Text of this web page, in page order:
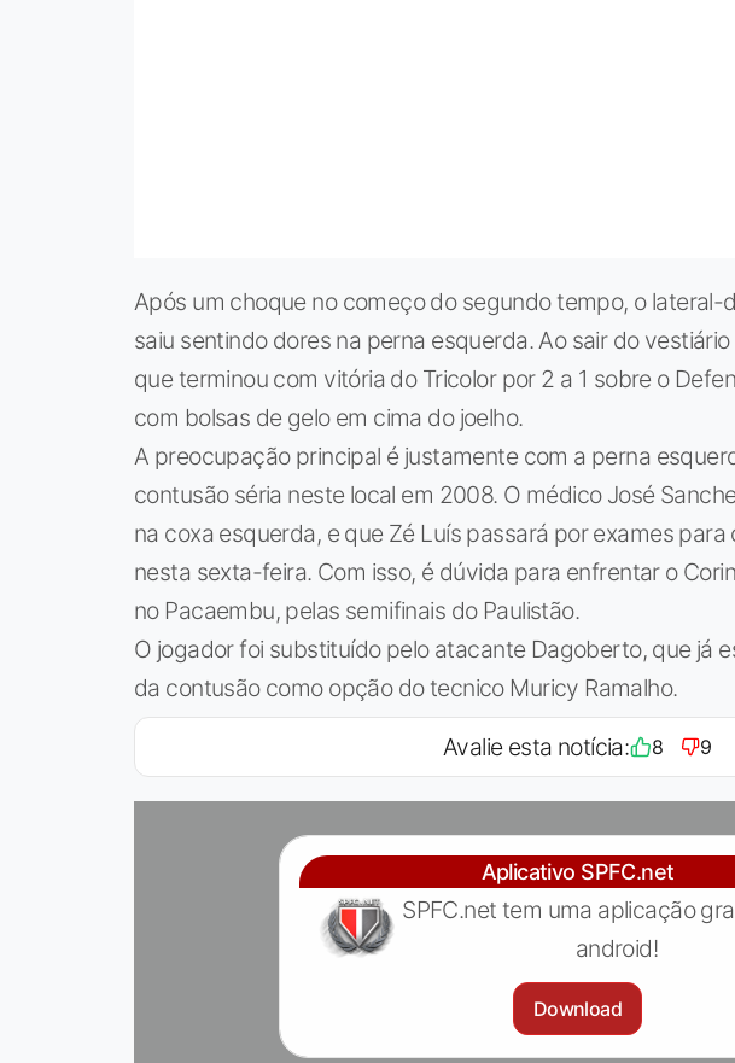
Após um choque no começo do segundo tempo, o lateral-
saiu sentindo dores na perna esquerda. Ao sair do
que terminou com vitória do Tricolor por 2 a 1 sobre o
com bolsas de gelo em cima do joelho.
A preocupação principal é justamente com a perna
contusão séria neste local em 2008. O médico José
na coxa esquerda, e que Zé Luís passará por exames
nesta sexta-feira. Com isso, é dúvida para enfrentar o
no Pacaembu, pelas semifinais do Paulistão.
O jogador foi substituído pelo atacante Dagoberto, que já
da contusão como opção do tecnico Muricy Ramalho.
Avalie esta notícia: 8 9
Aplicativo SPFC.net
SPFC.net tem uma aplicação
android!
Download